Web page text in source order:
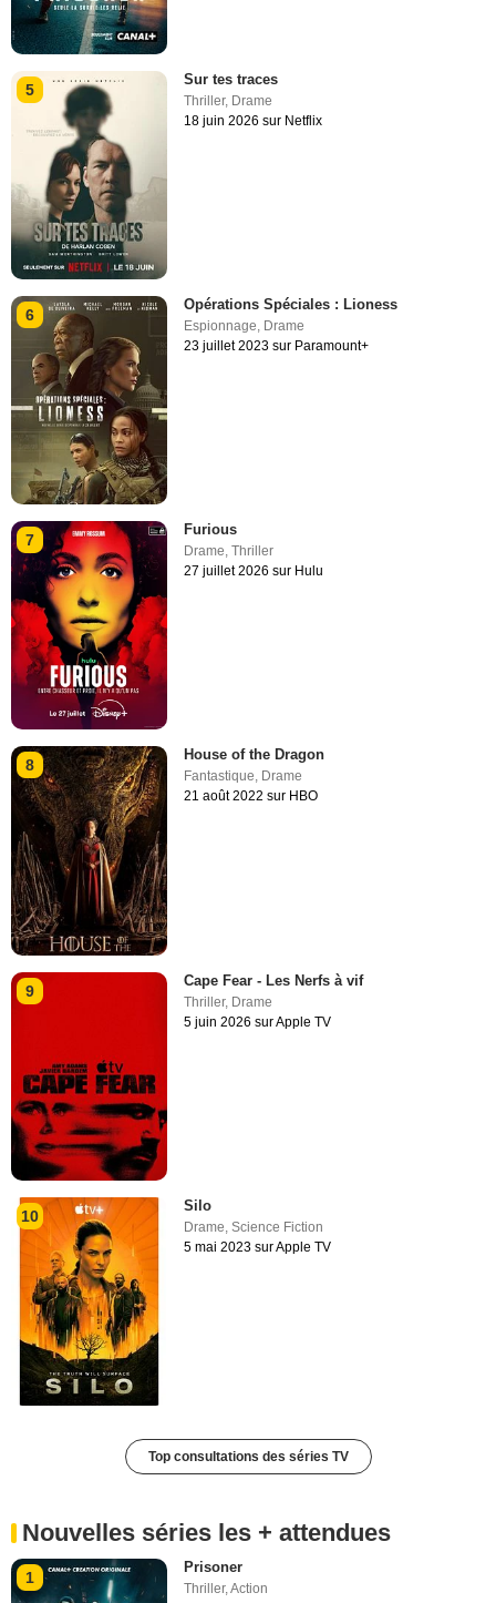
5
Sur tes traces
Thriller, Drame
18 juin 2026 sur Netflix
6
Opérations Spéciales : Lioness
Espionnage, Drame
23 juillet 2023 sur Paramount+
7
Furious
Drame,Thriller
27 juillet 2026 sur Hulu
8
House of the Dragon
Fantastique, Drame
21 août 2022 sur HBO
9
Cape Fear - Les Nerfs à vif
Thriller, Drame
5 juin 2026 sur Apple TV
10
Silo
Drame,Science Fiction
5 mai 2023 sur Apple TV
Top consultations des séries TV
Nouvelles séries les + attendues
1
Prisoner
Thriller,Action